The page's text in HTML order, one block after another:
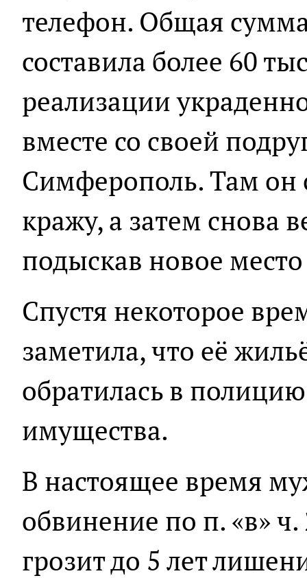
телефон. Общая
составила более 60
реализации
вместе со своей
Симферополь. Там он
кражу, а затем снова
подыскав новое
Спустя некоторое
заметила, что её
обратилась в
имущества.
В настоящее время
обвинение по п. «в»
грозит до 5 лет